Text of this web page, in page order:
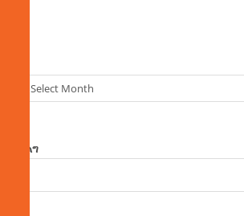
Select Month
ፈልግ